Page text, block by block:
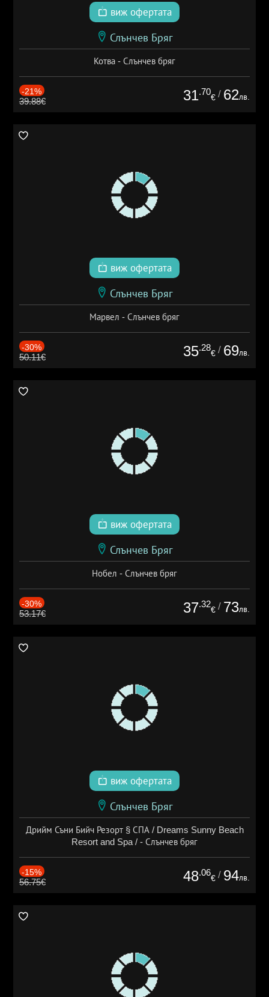
виж офертата
Слънчев Бряг
Котва - Слънчев бряг
-21%
39.88€ 31.70
€ / 62лв.
виж офертата
Слънчев Бряг
Марвел - Слънчев бряг
-30%
50.11€ 35.28
€ / 69лв.
виж офертата
Слънчев Бряг
Нобел - Слънчев бряг
-30%
53.17€ 37.32
€ / 73лв.
виж офертата
Слънчев Бряг
Дрийм Съни Бийч Резорт § СПА / Dreams Sunny Beach
Resort and Spa / - Слънчев бряг
-15%
56.75€ 48.06
€ / 94лв.